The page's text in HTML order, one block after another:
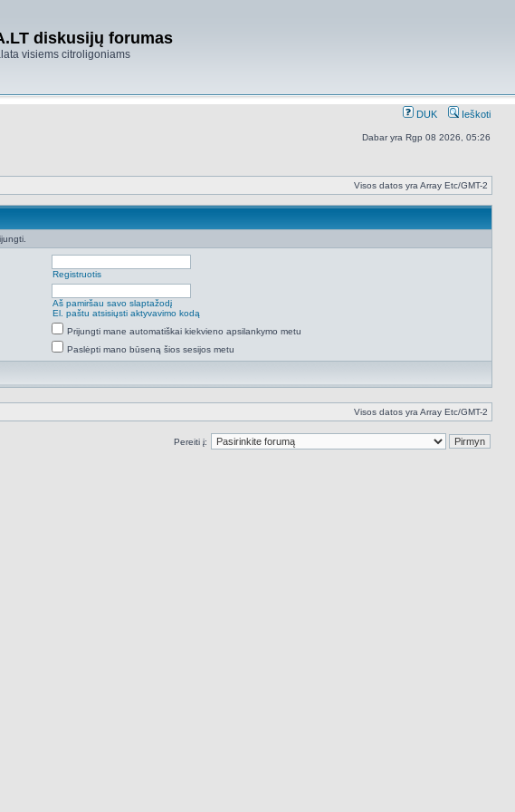
diskusijų forumas
visiems citroligoniams
DUK Ieškoti
Dabar yra Rgp 08 2026, 05:26
Visos datos yra Array Etc/GMT-2
Registruotis
Aš pamiršau savo slaptažodį
El. paštu atsisiųsti aktyvavimo kodą
Prijungti mane automatiškai kiekvieno apsilankymo metu
Paslėpti mano būseną šios sesijos metu
Visos datos yra Array Etc/GMT-2
Pereiti į: